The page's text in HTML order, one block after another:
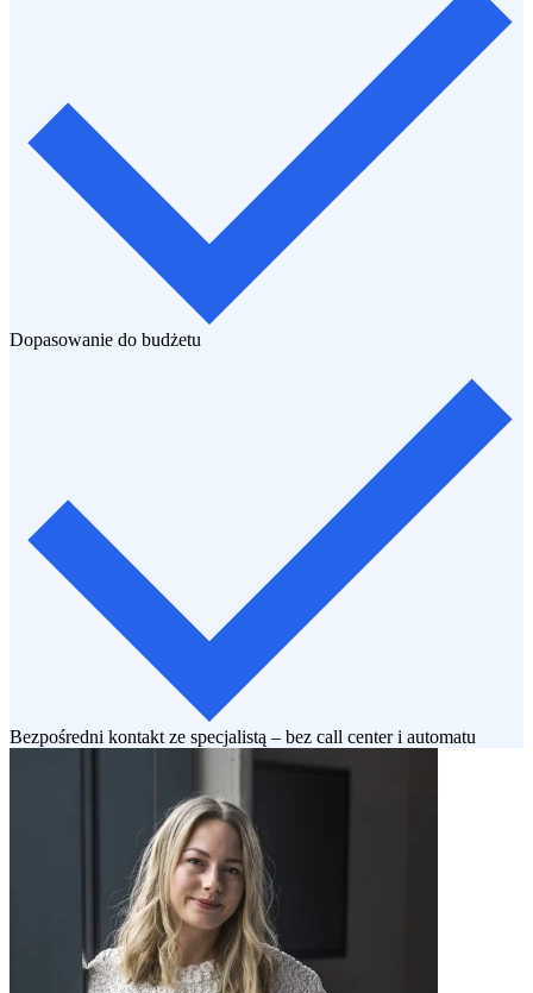
Dopasowanie do budżetu
Bezpośredni kontakt ze specjalistą – bez call center i automatu